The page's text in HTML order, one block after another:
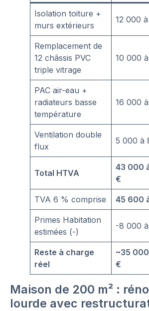
Isolation toiture +
murs extérieurs
12 000
Remplacement de
12 châssis PVC
triple vitrage
10 000
PAC air-eau +
radiateurs basse
température
16 000
Ventilation double
flux
5 000 à
Total HTVA
43 000
€
TVA 6 % comprise 45 600
Primes Habitation
estimées (-)
-8 000
Reste à charge
réel
~35
€
Maison de 200 m² :
lourde avec